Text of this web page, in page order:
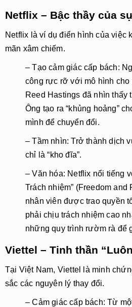
Netflix – Bậc thầy của
Netflix là ví dụ điển hình của việc
mãn xâm chiếm.
– Tạo cảm giác cấp bách:
công rực rỡ với mô hình
Reed Hastings đã nhìn thấy
Ông tạo ra “khủng hoảng”
mình để chuyển đổi.
– Tầm nhìn: Trở thành dịch
chỉ là “kho đĩa”.
– Văn hóa: Netflix nổi tiếng
Trách nhiệm” (Freedom
nhân viên được trao quyền
phải chịu trách nhiệm cao
những quy trình rườm rà để
Viettel – Tinh thần
Tại Việt Nam, Viettel là minh
sắc các nguyên lý thay đổi.
– Cảm giác cấp bách: Từ